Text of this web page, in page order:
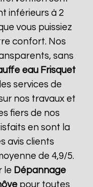
inférieurs à 2
vous puissiez
confort. Nos
sans
eau Frisquet
services de
nos travaux et
fiers de nos
en sont la
avis clients
de 4,9/5.
le Dépannage
pour toutes